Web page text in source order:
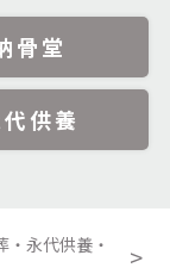
骨堂
供養
永代供養・